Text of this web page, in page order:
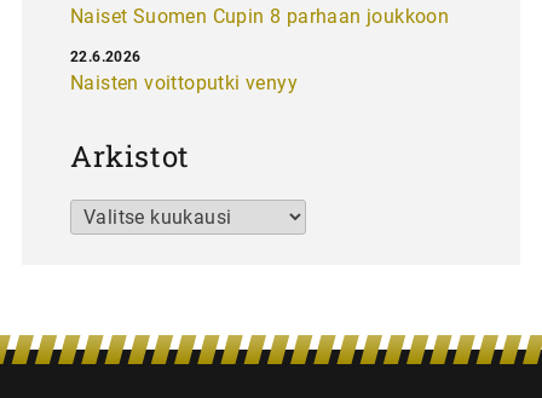
Naiset Suomen Cupin 8 parhaan joukkoon
Naisten voittoputki venyy
22.6.2026
Arkistot
Arkistot